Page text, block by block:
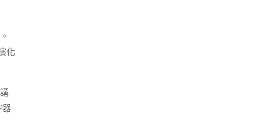
化
器